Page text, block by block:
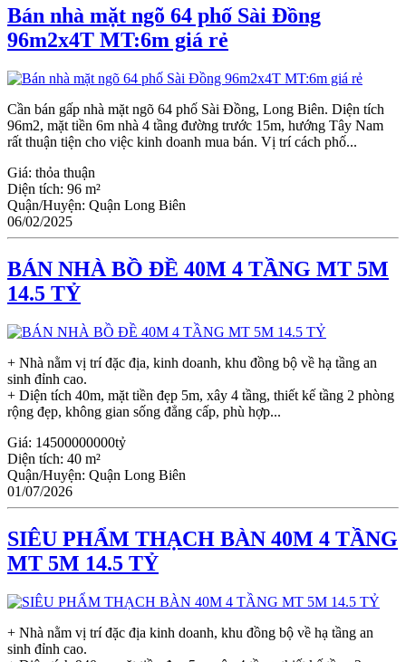
Bán nhà mặt ngõ 64 phố Sài Đồng
96m2x4T MT:6m giá rẻ
Cần bán gấp nhà mặt ngõ 64 phố Sài Đồng, Long Biên. Diện tích
96m2, mặt tiền 6m nhà 4 tầng đường trước 15m, hướng Tây Nam
rất thuận tiện cho việc kinh doanh mua bán. Vị trí cách phố...
Giá: thỏa thuận
Diện tích: 96 m²
Quận/Huyện: Quận Long Biên
06/02/2025
BÁN NHÀ BỒ ĐỀ 40M 4 TẦNG MT 5M
14.5 TỶ
+ Nhà nằm vị trí đặc địa, kinh doanh, khu đồng bộ về hạ tầng an
sinh đỉnh cao.
+ Diện tích 40m, mặt tiền đẹp 5m, xây 4 tầng, thiết kế tầng 2 phòng
rộng đẹp, không gian sống đẳng cấp, phù hợp...
Giá: 14500000000tỷ
Diện tích: 40 m²
Quận/Huyện: Quận Long Biên
01/07/2026
SIÊU PHẨM THẠCH BÀN 40M 4 TẦNG
MT 5M 14.5 TỶ
+ Nhà nằm vị trí đặc địa kinh doanh, khu đồng bộ về hạ tầng an
sinh đỉnh cao.